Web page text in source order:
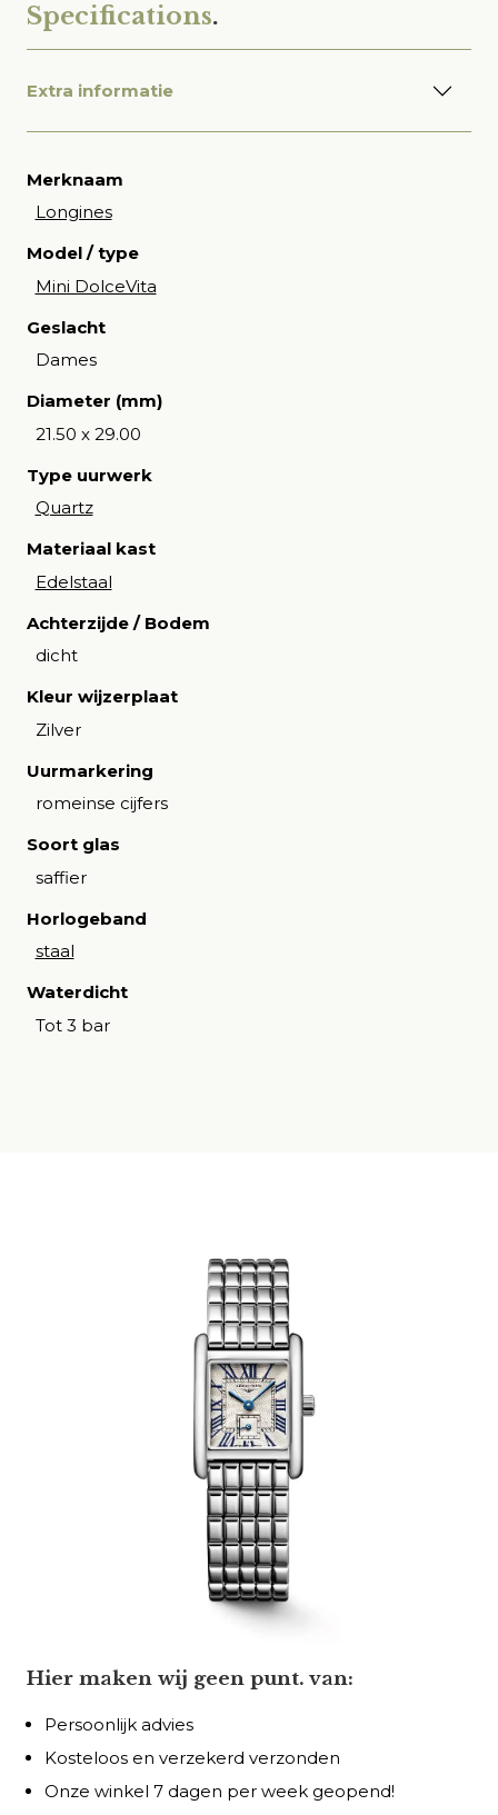
Specifications.
Extra informatie
Merknaam
Longines
Model / type
Mini DolceVita
Geslacht
Dames
Diameter (mm)
21.50 x 29.00
Type uurwerk
Quartz
Materiaal kast
Edelstaal
Achterzijde / Bodem
dicht
Kleur wijzerplaat
Zilver
Uurmarkering
romeinse cijfers
Soort glas
saffier
Horlogeband
staal
Waterdicht
Tot 3 bar
Hier maken wij geen punt. van:
Persoonlijk advies
Kosteloos en verzekerd verzonden
Onze winkel 7 dagen per week geopend!